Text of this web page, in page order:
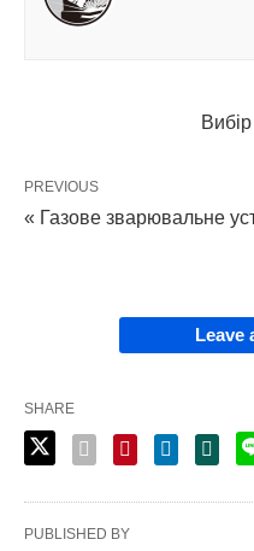
PREVIOUS
« Газове зварювальне
Leave
SHARE
PUBLISHED BY